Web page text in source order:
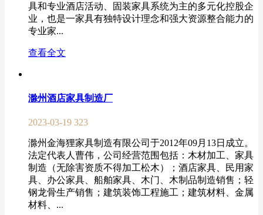
具和专业酒店活动、固装家具系统为主的多元化控股企
业，也是一家具有独特设计理念和强大资源整合能力的
专业家...
查看全文
滁州酒店家具制造厂
2023-03-19 323
滁州金海狸家具制造有限公司于2012年09月13日成立。
法定代表人曹伟，公司经营范围包括：木材加工、家具
制造（无除害资质不得加工松木）；酒店家具、民用家
具、办公家具、船舶家具、木门、木制品制造销售；轻
钢龙骨生产销售；建筑装饰工程施工；建筑材料、金属
材料、...